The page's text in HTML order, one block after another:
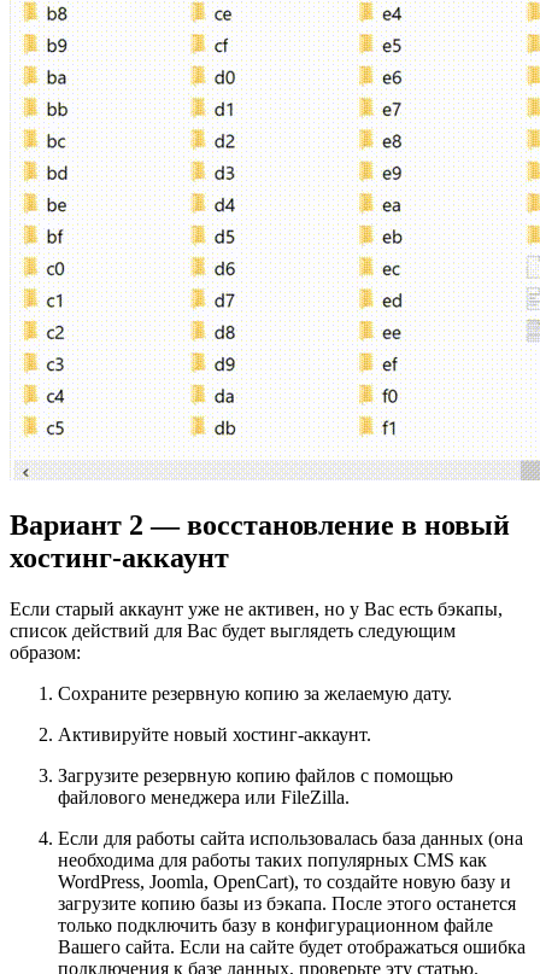
Вариант 2 — восстановление в новый
хостинг-аккаунт
Если старый аккаунт уже не активен, но у Вас есть бэкапы,
список действий для Вас будет выглядеть следующим
образом:
Сохраните резервную копию за желаемую дату.
Активируйте новый хостинг-аккаунт.
Загрузите резервную копию файлов с помощью
файлового менеджера или FileZilla.
Если для работы сайта использовалась база данных (она
необходима для работы таких популярных CMS как
WordPress, Joomla, OpenCart), то создайте новую базу и
загрузите копию базы из бэкапа. После этого останется
только подключить базу в конфигурационном файле
Вашего сайта. Если на сайте будет отображаться ошибка
подключения к базе данных, проверьте эту статью.